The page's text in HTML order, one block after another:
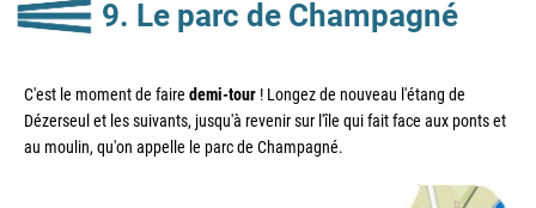
9. Le parc de Champagné
C'est le moment de faire demi-tour ! Longez de nouveau l'étang de
Dézerseul et les suivants, jusqu'à revenir sur l'île qui fait face aux ponts et
au moulin, qu'on appelle le parc de Champagné.